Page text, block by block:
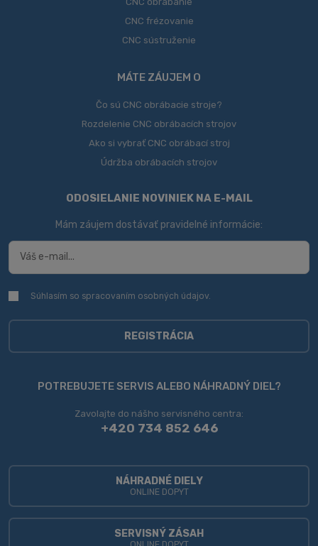
CNC frézovanie
CNC sústruženie
MÁTE ZÁUJEM O
Čo sú CNC obrábacie stroje?
Rozdelenie CNC obrábacích strojov
Ako si vybrať CNC obrábací stroj
Údržba obrábacích strojov
ODOSIELANIE NOVINIEK NA E-MAIL
Mám záujem dostávať pravidelné informácie:
Súhlasím
spracovaním
Súhlasím so spracovaním osobných údajov
REGISTRÁCIA
sa
nepodarilo
POTREBUJETE SERVIS ALEBO NÁHRADNÝ DIEL?
Zavolajte do nášho servisného centra:
+420 734 852 646
NÁHRADNÉ DIELY
ONLINE DOPYT
SERVISNÝ ZÁSAH